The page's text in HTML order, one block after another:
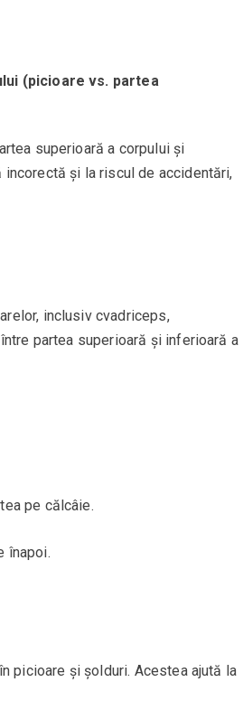
(picioare vs. partea
superioară a corpului și
și la riscul de accidentări,
inclusiv cvadriceps,
partea superioară și inferioară a
pe călcâie.
înapoi.
picioare și șolduri. Acestea ajută la